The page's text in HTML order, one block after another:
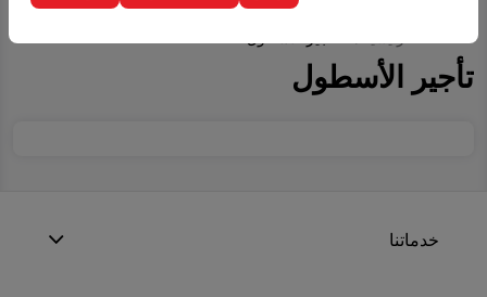
وتفضيلات اللغة، والإعدادات الأخرى.
تأجير الأسطول
خدماتنا